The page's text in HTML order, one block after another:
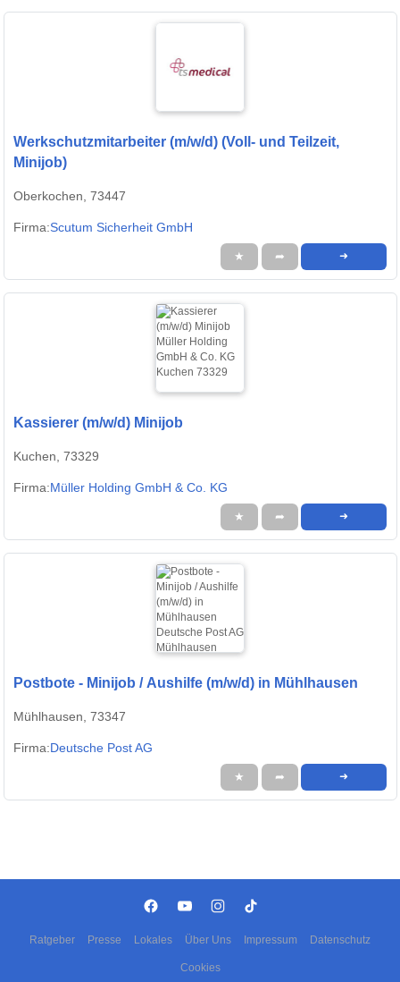
Werkschutzmitarbeiter (m/w/d) (Voll- und Teilzeit,
Minijob)
Oberkochen, 73447
Firma:Scutum Sicherheit GmbH
★ ➦ ➜
Kassierer (m/w/d) Minijob
Kuchen, 73329
Firma:Müller Holding GmbH & Co. KG
★ ➦ ➜
Postbote - Minijob / Aushilfe (m/w/d) in Mühlhausen
Mühlhausen, 73347
Firma:Deutsche Post AG
★ ➦ ➜
Ratgeber Presse Lokales Über Uns Impressum Datenschutz
Cookies